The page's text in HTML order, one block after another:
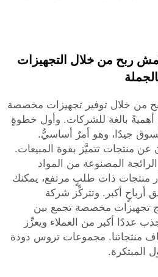
ربح من خلال التجهيزات
من خلال توفير تجهيزات مخصصة
بالغة للشركات. وأول خطوةٍ
جيدًا، وهو أمرٌ أساسيٌّ.
عن منتجات تتميَّز بقوة المبيعات.
المصنوعة من المواد
منتجات ذات طلبٍ مرتفع، يمكنك
أرباحٍ أكبر. وتتركِّز شركة
تجهيزات مخصصة تجمع بين
عددًا أكبر من العملاء ويعزِّز
منتجاتنا. مجموعات تروس دودة
المبتكرة.